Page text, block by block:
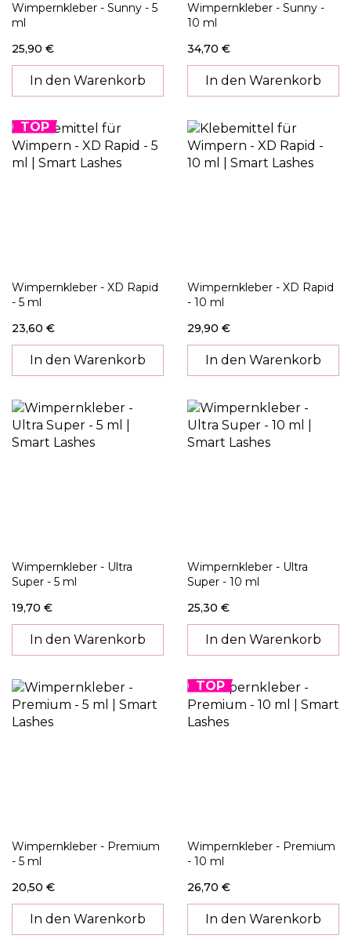
Wimpernkleber - Sunny - 5
ml
25,90 €
In den Warenkorb
Wimpernkleber - Sunny -
10 ml
34,70 €
In den Warenkorb
TOP
Wimpernkleber - XD Rapid
- 5 ml
23,60 €
In den Warenkorb
Wimpernkleber - XD Rapid
- 10 ml
29,90 €
In den Warenkorb
Wimpernkleber - Ultra
Super - 5 ml
19,70 €
In den Warenkorb
Wimpernkleber - Ultra
Super - 10 ml
25,30 €
In den Warenkorb
Wimpernkleber - Premium
- 5 ml
20,50 €
In den Warenkorb
TOP
Wimpernkleber - Premium
- 10 ml
26,70 €
In den Warenkorb